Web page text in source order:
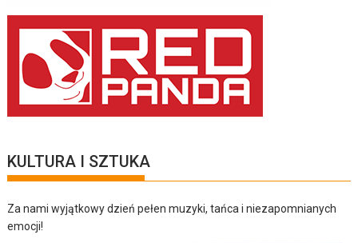
KULTURA I SZTUKA
Za nami wyjątkowy dzień pełen muzyki, tańca i niezapomnianych
emocji!